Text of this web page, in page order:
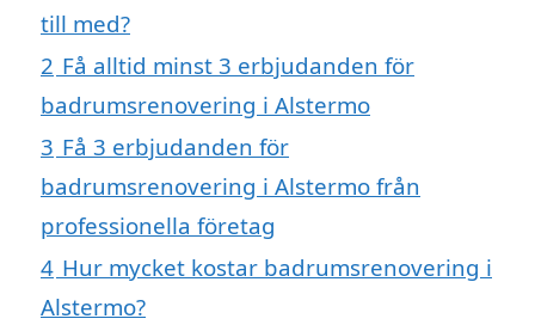
till med?
2 Få alltid minst 3 erbjudanden för
badrumsrenovering i Alstermo
3 Få 3 erbjudanden för
badrumsrenovering i Alstermo från
professionella företag
4 Hur mycket kostar badrumsrenovering i
Alstermo?